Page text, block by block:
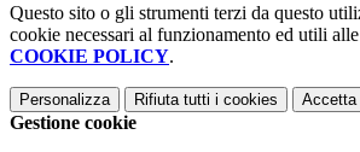
Questo sito o gli strumenti terzi da questo
cookie necessari al funzionamento ed utili
COOKIE POLICY.
Personalizza Rifiuta tutti i cookies Accetta
Gestione cookie